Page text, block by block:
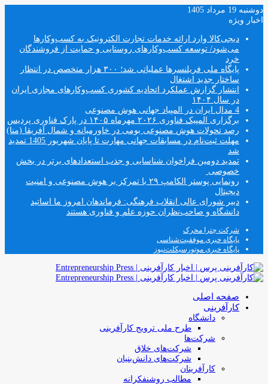
دوشنبه 19 مرداد 1405
اخبار ویژه
دیجی‌کالا وارد ارائه خدمات تجارت الکترونیک به کسب‌وکارها
می‌شود/ توسعه کسب‌وکارهای روستایی و حمایت از فروشندگان
خرد
پایگاه ملی فریلنسرها عملیاتی شد؛ ۳۰۰ هزار متخصص در انتظار
ساختار جدید اشتغال
انتشار گزارش عملکرد اتحادیه کشوری کسب‌وکارهای مجازی ایران
در سال ۱۴۰۴
4 مدال ایران در المپیاد جهانی هوش مصنوعی
برگزاری المپیک فناوری ۲۰۲۶ مهرماه ۱۴۰۵ در پارک فناوری پردیس
رصد تحولات هوش مصنوعی بومی در خاورمیانه و شمال آفریقا (منا)
مهلت ثبت‌نام در مسابقات جهانی مهارت تا پایان شهریور 1405 تمدید
شد
تمدید دومین فراخوان شناسایی و جذب استعدادهای برتر در بخش
خصوصی
رونمایی پوستر الکامپ ۲۹ با تمرکز بر هوش مصنوعی و امنیت
دیجیتال
دبیر شورای عالی انقلاب فرهنگی: فرماندهان امروز ما اساتید
دانشگاه و صاحب‌نظران حوزه علم و فناوری هستند
شرکت چترا محرک
پایگاه خبری موفقیت‌شناسی
پایگاه خبری موتورسیکلت‌نیوز
صفحه اصلی
کارآفرینی
دانشگاه
طرح ملی ترویج کارآفرینی
شرکت‌ها
شرکت‌های خلاق
شرکت‌های دانش‌بنیان
کارآفرینان
مطالب روشنفکرانه